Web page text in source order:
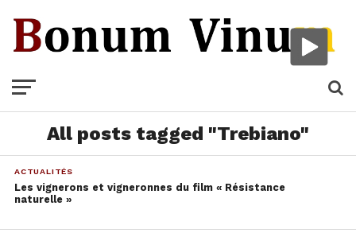
All posts tagged "Trebiano"
ACTUALITÉS
Les vignerons et vigneronnes du film « Résistance
naturelle »